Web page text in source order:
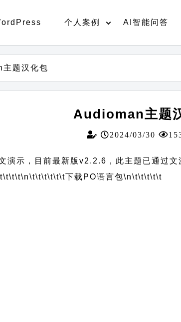
个人案例 AI智能问答
题汉化包
Audioman主题
2024/03/30
演示，目前最新版v2.2.6，此主题已通过文
\n\t\t\t\t\t\t下载PO语言包\n\t\t\t\t\t